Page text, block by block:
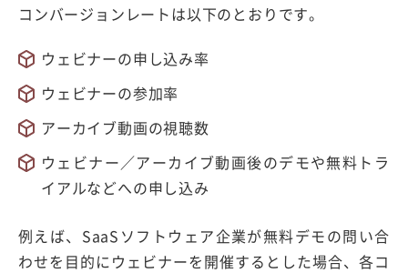
コンバージョンレートは以下のとおりです。
ウェビナーの申し込み率
ウェビナーの参加率
アーカイブ動画の視聴数
ウェビナー／アーカイブ動画後のデモや無料トラ
イアルなどへの申し込み
例えば、SaaSソフトウェア企業が無料デモの問い合
わせを目的にウェビナーを開催するとした場合、各コ